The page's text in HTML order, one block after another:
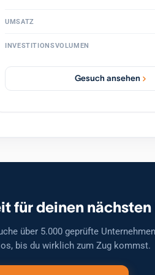
UMSATZ
INVESTITIONSVOLUMEN
Gesuch ansehen
für deinen nächsten
über 5.000 geprüfte
bis du wirklich zum Zug kommst.